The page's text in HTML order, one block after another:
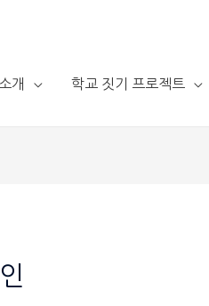
개 학교 짓기 프로젝트